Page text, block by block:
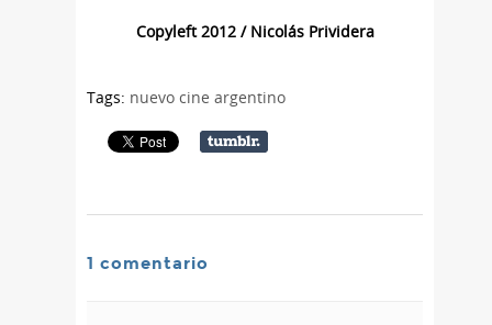
Copyleft 2012 / Nicolás Prividera
Tags: nuevo cine argentino
1 comentario